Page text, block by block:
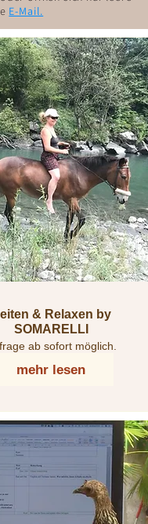
E-Mail.
& Relaxen by
SOMARELLI
ab sofort möglich.
mehr lesen